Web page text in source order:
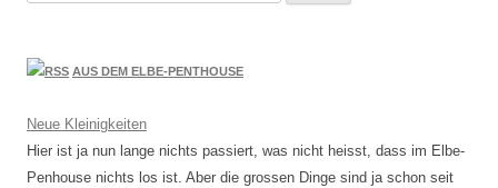
AUS DEM ELBE-PENTHOUSE
Neue Kleinigkeiten
Hier ist ja nun lange nichts passiert, was nicht heisst, dass im Elbe-
Penhouse nichts los ist. Aber die grossen Dinge sind ja schon seit